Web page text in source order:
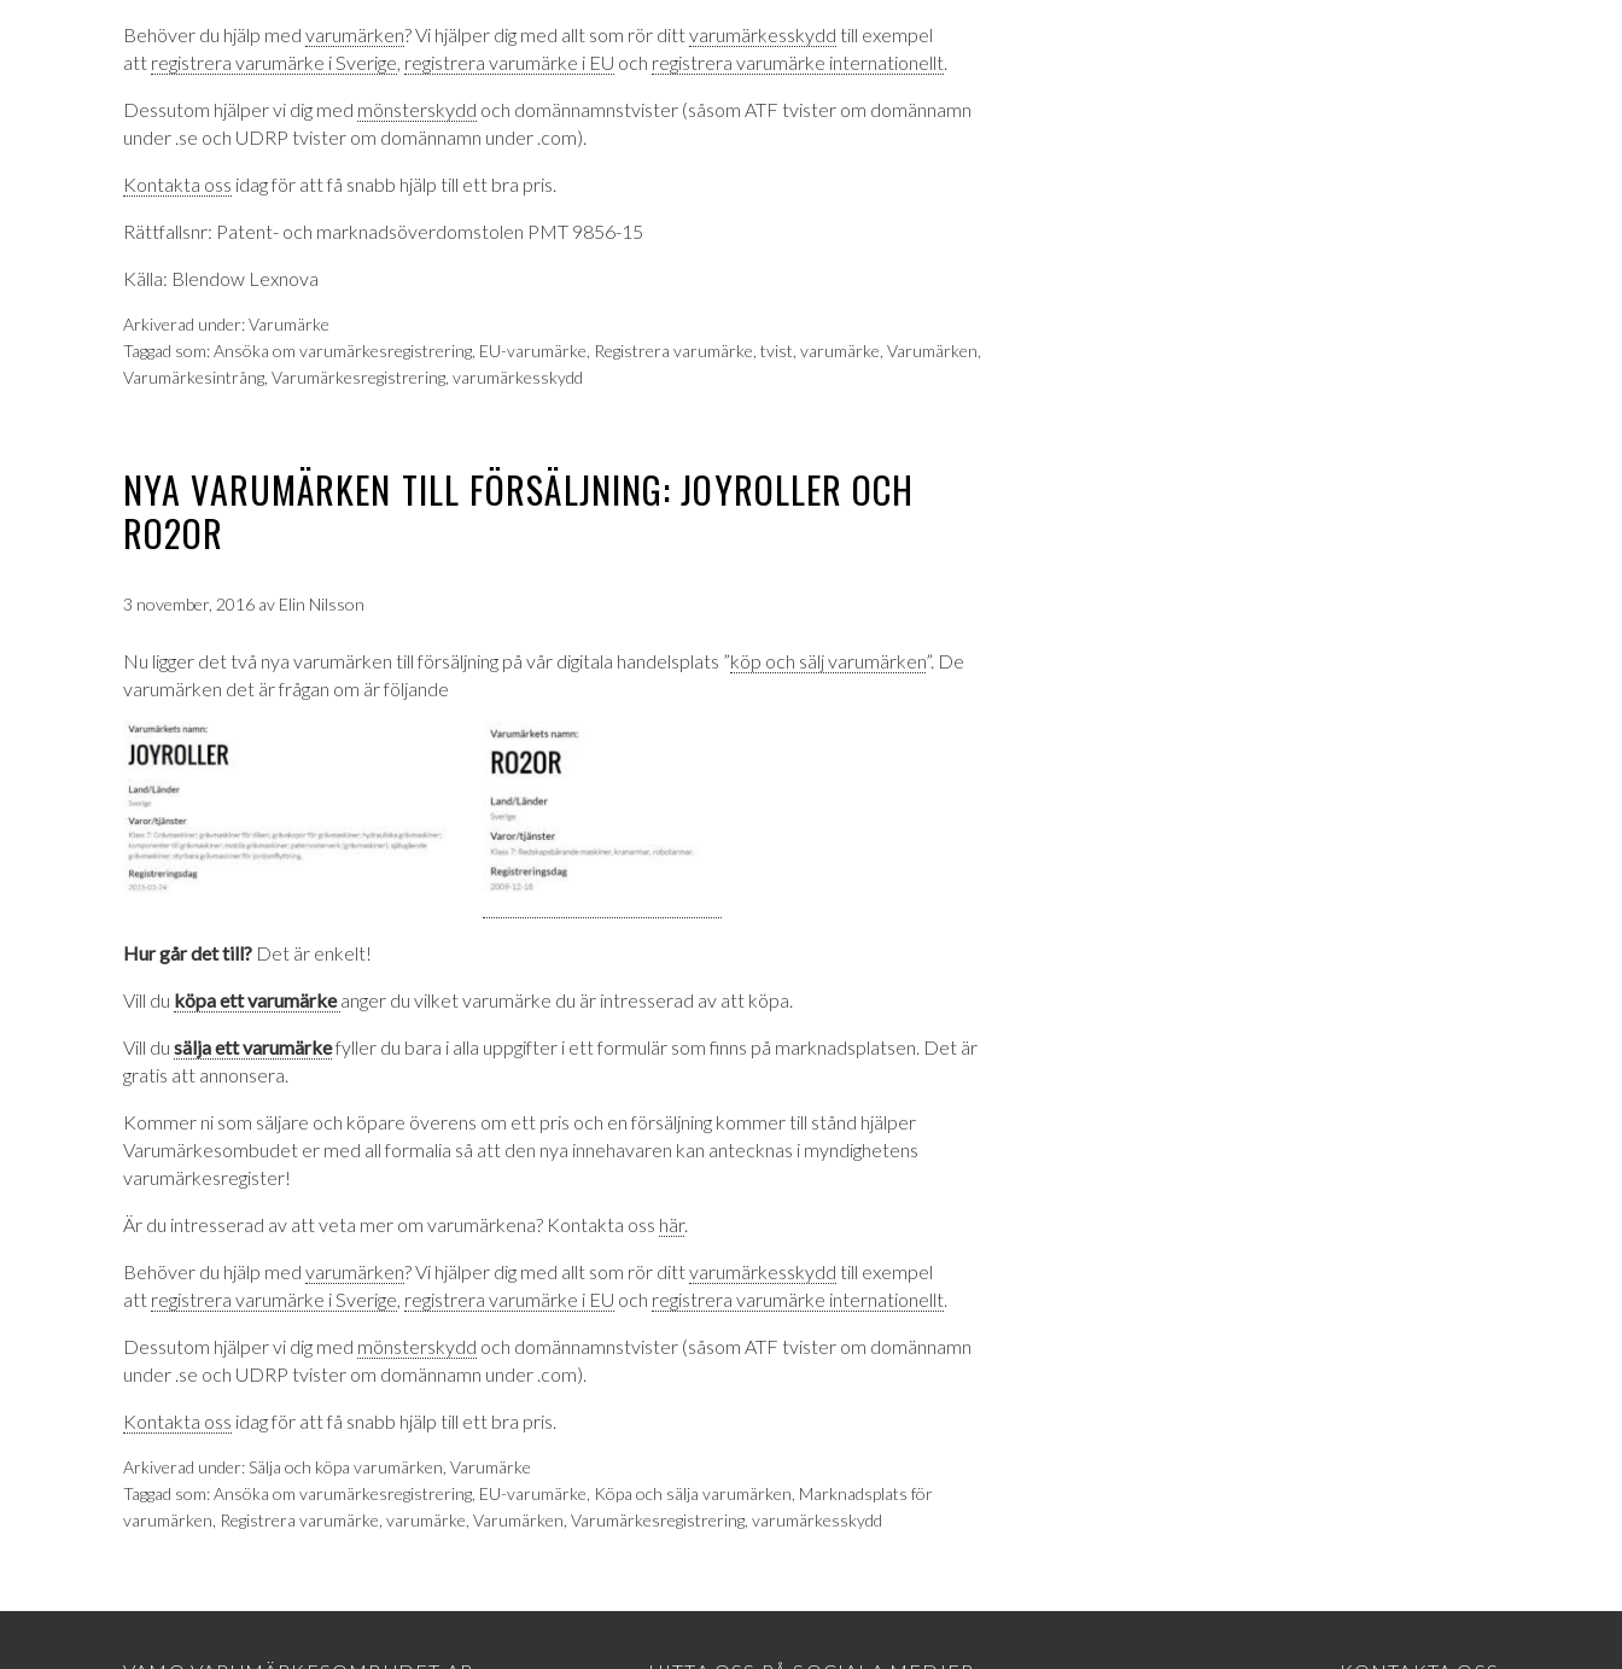
Behöver du hjälp med varumärken? Vi hjälper dig med allt som rör dittvarumärkesskydd till exempel
att registrera varumärke i Sverige, registrera varumärke i EU och registrera varumärke internationellt.
Dessutom hjälper vi dig med mönsterskydd och domännamnstvister (såsom ATF tvister om domännamn
under .se och UDRP tvister om domännamn under .com).
Kontakta oss idag för att få snabb hjälp till ett bra pris.
Rättfallsnr: Patent- och marknadsöverdomstolen PMT 9856-15
Källa: Blendow Lexnova
Arkiverad under:Varumärke
Taggad som:Ansöka om varumärkesregistrering EU-varumärke Registrera varumärke tvist varumärke Varumärken
Varumärkesintrång Varumärkesregistrering varumärkesskydd
NYA VARUMÄRKEN TILL FÖRSÄLJNING: JOYROLLER OCH
RO2OR
3 november, 2016 av Elin Nilsson
Nu ligger det två nya varumärken till försäljning på vår digitala handelsplats ”köp och sälj varumärken”. De
varumärken det är frågan om är följande
Hur går det till? Det är enkelt!
Vill du köpa ett varumärkeanger du vilket varumärke du är intresserad av att köpa.
Vill du sälja ett varumärkefyller du bara i alla uppgifter i ett formulär som finns på marknadsplatsen. Det är
gratis att annonsera.
Kommer ni som säljare och köpare överens om ett pris och en försäljning kommer till stånd hjälper
Varumärkesombudet er med all formalia så att den nya innehavaren kan antecknas i myndighetens
varumärkesregister!
Är du intresserad av att veta mer om varumärkena? Kontakta oss här.
Behöver du hjälp med varumärken? Vi hjälper dig med allt som rör dittvarumärkesskydd till exempel
att registrera varumärke i Sverige, registrera varumärke i EU och registrera varumärke internationellt.
Dessutom hjälper vi dig med mönsterskydd och domännamnstvister (såsom ATF tvister om domännamn
under .se och UDRP tvister om domännamn under .com).
Kontakta oss idag för att få snabb hjälp till ett bra pris.
Arkiverad under: Sälja och köpa varumärken Varumärke
Taggad som:Ansöka om varumärkesregistrering EU-varumärke Köpa och sälja varumärken Marknadsplats för
varumärken Registrera varumärke varumärke Varumärken Varumärkesregistrering varumärkesskydd